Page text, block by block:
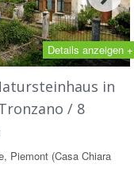
Details anzeigen +
in
/ 8
Piemont (Casa Chiara